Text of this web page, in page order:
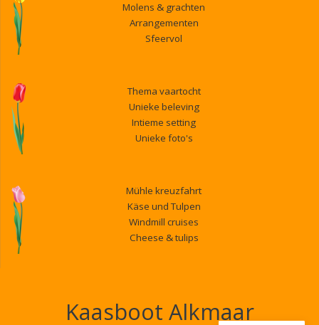
Molens & grachten
Arrangementen
Sfeervol
Thema vaartocht
Unieke beleving
Intieme setting
Unieke foto's
Mühle kreuzfahrt
Käse und Tulpen
Windmill cruises
Cheese & tulips
Kaasboot Alkmaar